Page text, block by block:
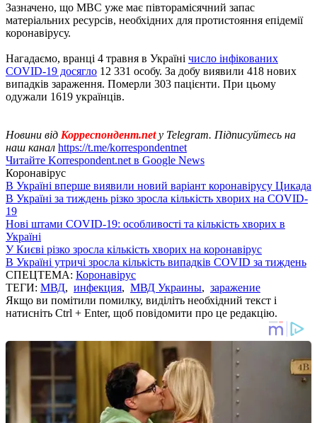
Зазначено, що МВС уже має півторамісячний запас
матеріальних ресурсів, необхідних для протистояння епідемії
коронавірусу.
Нагадаємо, вранці 4 травня в Україні число інфікованих
COVID-19 досягло 12 331 особу. За добу виявили 418 нових
випадків зараження. Померли 303 пацієнти. При цьому
одужали 1619 українців.
Новини від Корреспондент.net у Telegram. Підписуйтесь на
наш канал https://t.me/korrespondentnet
Читайте Korrespondent.net в Google News
Коронавірус
В Україні вперше виявили новий варіант коронавірусу Цикада
В Україні за тиждень різко зросла кількість хворих на COVID-
19
Нові штами COVID-19: особливості та кількість хворих в
Україні
У Києві різко зросла кількість хворих на коронавірус
В Україні утричі зросла кількість випадків COVID за тиждень
СПЕЦТЕМА: Коронавірус
ТЕГИ: МВД, инфекция, МВД Украины, заражение
Якщо ви помітили помилку, виділіть необхідний текст і
натисніть Ctrl + Enter, щоб повідомити про це редакцію.